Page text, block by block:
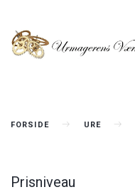
FORSIDE URE
Prisniveau